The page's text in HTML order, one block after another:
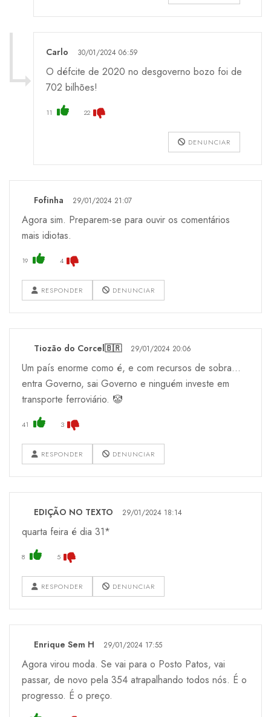
Carlo 30/01/2024 06:59
O défcite de 2020 no desgoverno bozo foi de
702 bilhões!
11 22
DENUNCIAR
Fofinha 29/01/2024 21:07
Agora sim. Preparem-se para ouvir os comentários
mais idiotas.
19 4
RESPONDER DENUNCIAR
Tiozão do Corcel🇧🇷 29/01/2024 20:06
Um país enorme como é, e com recursos de sobra...
entra Governo, sai Governo e ninguém investe em
transporte ferroviário. 🤡
41 3
RESPONDER DENUNCIAR
EDIÇÃO NO TEXTO 29/01/2024 18:14
quarta feira é dia 31*
8 5
RESPONDER DENUNCIAR
Enrique Sem H 29/01/2024 17:55
Agora virou moda. Se vai para o Posto Patos, vai
passar, de novo pela 354 atrapalhando todos nós. É o
progresso. É o preço.